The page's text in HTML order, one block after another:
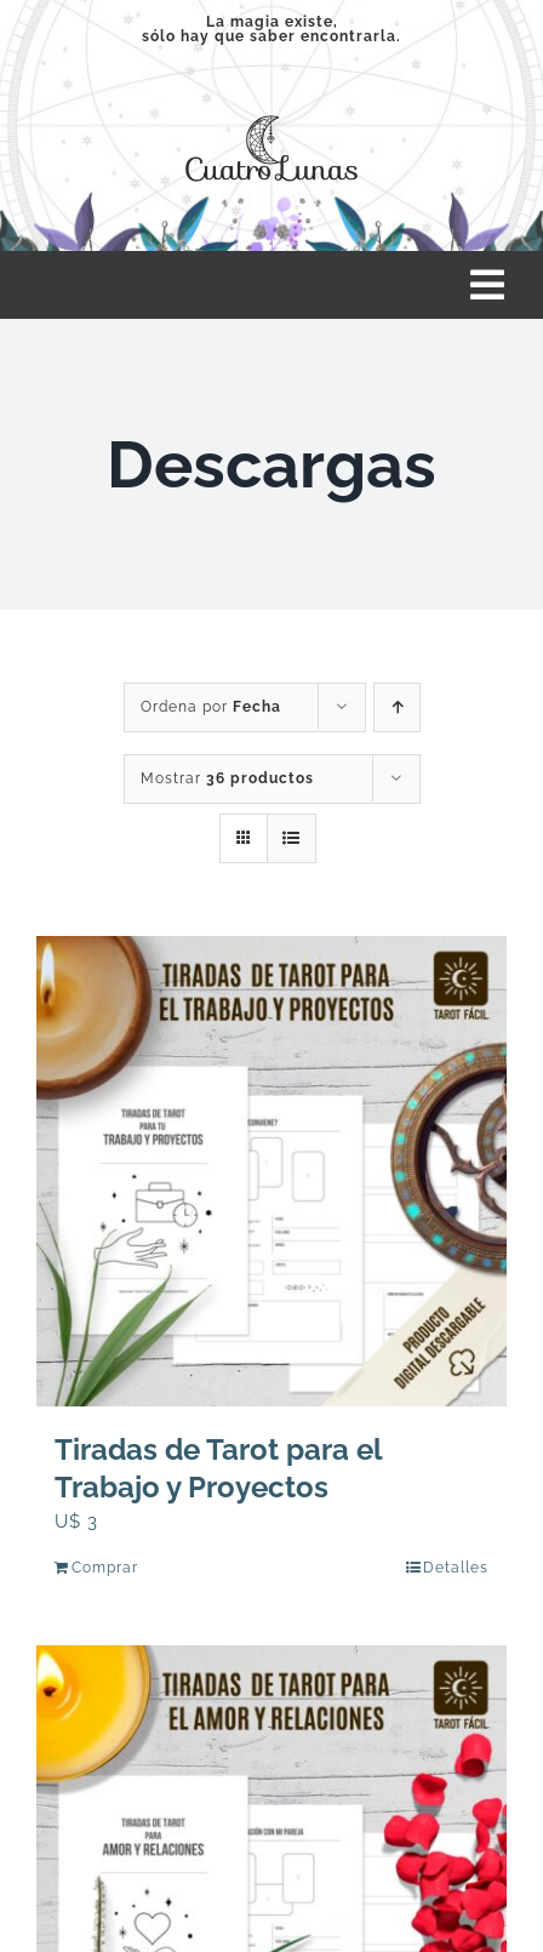
Saltar
contenido
La magia existe,
sólo hay que saber encontrarla.
SERVICIOS
ARTÍCULOS
Carrito
Descargas
Ordena por Fecha
Mostrar 36 productos
Tiradas de Tarot para el
Trabajo y Proyectos
U$ 3
Comprar Detalles